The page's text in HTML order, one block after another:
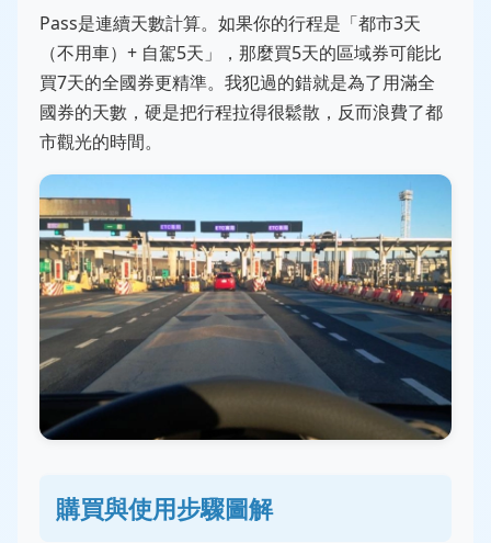
Pass是連續天數計算。如果你的行程是「都市3天
（不用車）+ 自駕5天」，那麼買5天的區域券可能比
買7天的全國券更精準。我犯過的錯就是為了用滿全
國券的天數，硬是把行程拉得很鬆散，反而浪費了都
市觀光的時間。
購買與使用步驟圖解